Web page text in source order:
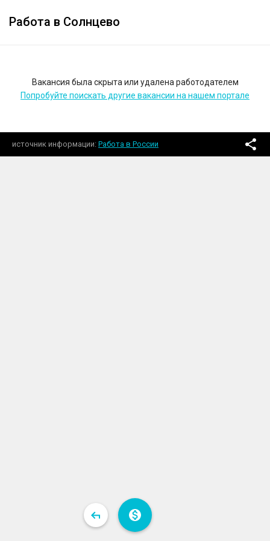
Работа в Солнцево
Вакансия была скрыта или удалена работодателем
Попробуйте поискать другие вакансии на нашем портале
источник информации Работа в России